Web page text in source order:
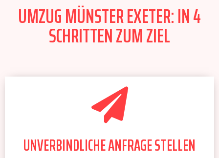
UMZUG MÜNSTER EXETER: IN 4
SCHRITTEN ZUM ZIEL
UNVERBINDLICHE ANFRAGE STELLEN